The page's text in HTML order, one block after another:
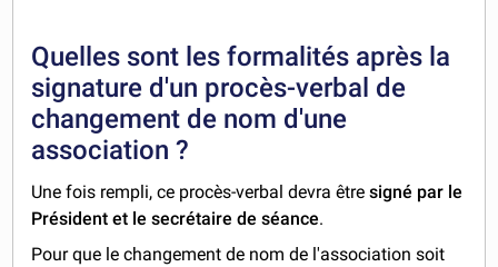
Quelles sont les formalités après la
signature d'un procès-verbal de
changement de nom d'une
association ?
Une fois rempli, ce procès-verbal devra êtresigné par le
Président et le secrétaire de séance.
Pour que le changement de nom de l'association soit